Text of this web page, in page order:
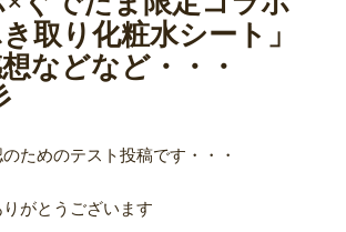
き取り化粧水シート」
などなど・・・
ためのテスト投稿です・・・
がとうございます